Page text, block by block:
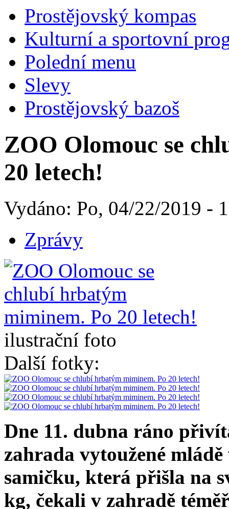
Prostějovský kompas
Kulturní a sportovní
Polední menu
Slevy
Prostějovský bazoš
ZOO Olomouc se
20 letech!
Vydáno: Po, 04/22/2019 -
Zprávy
ilustrační foto
Další fotky:
Dne 11. dubna ráno
zahrada vytoužené
samičku, která přišla na
kg, čekali v zahradě